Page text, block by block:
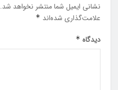
نشانی ایمیل شما منتشر نخواهد شد.
علامت‌گذاری شده‌اند *
دیدگاه *